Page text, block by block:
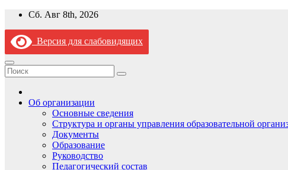
Перейти
содержимому
Сб. Авг 8th, 2026
Версия для слабовидящих
Об организации
Основные сведения
Структура и органы управления образовательной
Документы
Образование
Руководство
Педагогический состав